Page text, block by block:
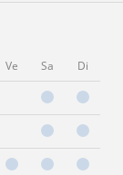
Ve Sa Di